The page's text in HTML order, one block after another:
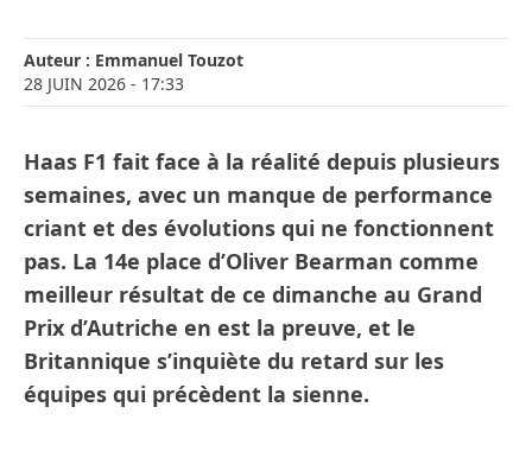
Auteur : Emmanuel Touzot
28 JUIN 2026 - 17:33
Haas F1 fait face à la réalité depuis plusieurs
semaines, avec un manque de performance
criant et des évolutions qui ne fonctionnent
pas. La 14e place d’Oliver Bearman comme
meilleur résultat de ce dimanche au Grand
Prix d’Autriche en est la preuve, et le
Britannique s’inquiète du retard sur les
équipes qui précèdent la sienne.